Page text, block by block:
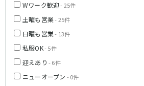
Wワーク歓迎- 25件
土曜も営業- 25件
日曜も営業- 13件
私服OK- 5件
迎えあり - 6件
ニューオープン - 0件
JR東海道本線(岐阜～美濃赤坂・米原)
名古屋市営地下鉄名港線